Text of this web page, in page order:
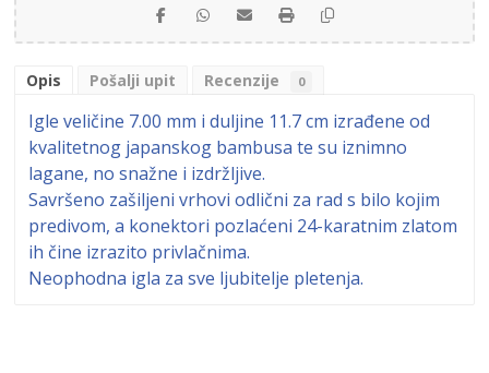
Opis Pošalji upit Recenzije 0
Igle veličine 7.00 mm i duljine 11.7 cm izrađene od
kvalitetnog japanskog bambusa te su iznimno
lagane, no snažne i izdržljive.
Savršeno zašiljeni vrhovi odlični za rad s bilo kojim
predivom, a konektori pozlaćeni 24-karatnim zlatom
ih čine izrazito privlačnima.
Neophodna igla za sve ljubitelje pletenja.